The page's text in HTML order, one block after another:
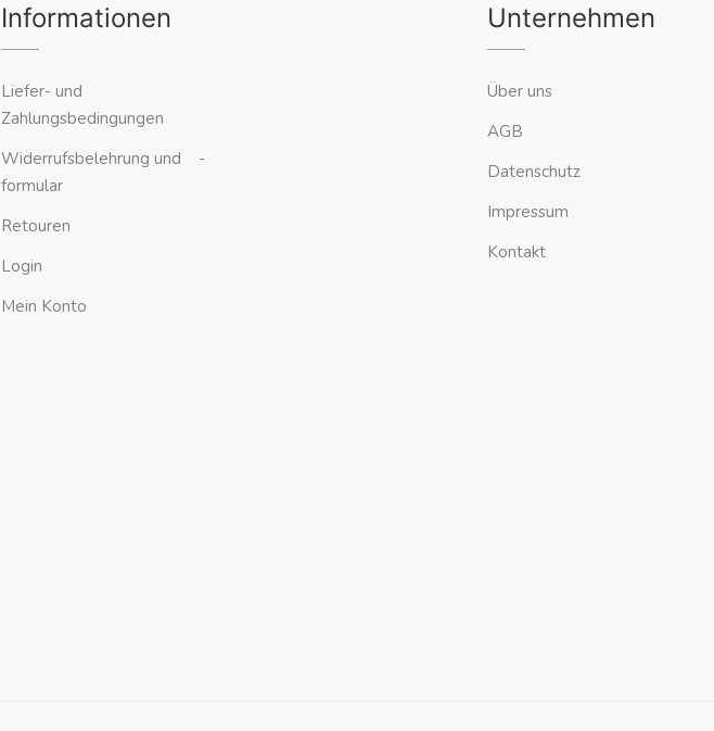
Informationen
Liefer- und
Zahlungsbedingungen
Widerrufsbelehrung und -
formular
Retouren
Login
Mein Konto
Unternehmen
Über uns
AGB
Datenschutz
Impressum
Kontakt